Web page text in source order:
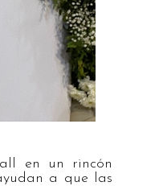
en un rincón
a que las